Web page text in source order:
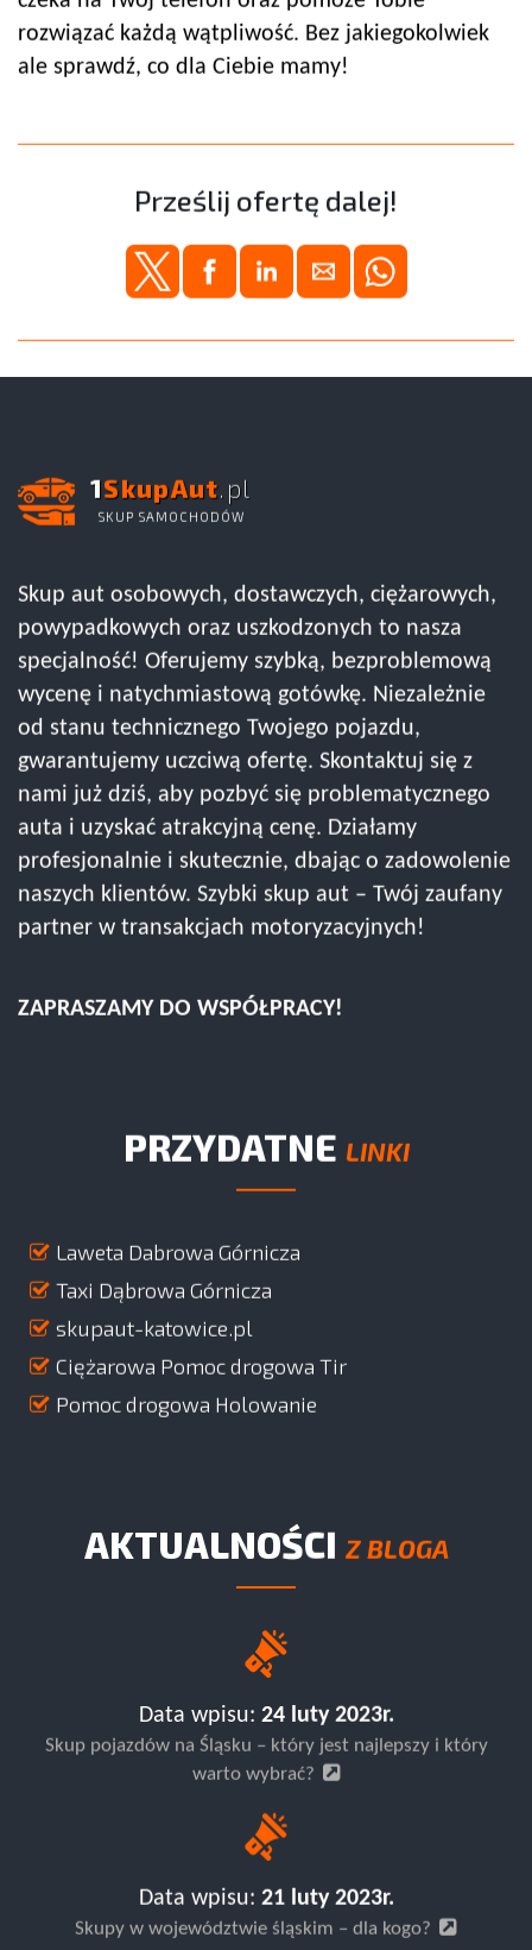
rozwiązać każdą wątpliwość. Bez jakiegokolwiek
ale sprawdź, co dla Ciebie mamy!
Prześlij ofertę dalej!
1SkupAut.pl
SKUP SAMOCHODÓW
Skup aut osobowych, dostawczych, ciężarowych,
powypadkowych oraz uszkodzonych to nasza
specjalność! Oferujemy szybką, bezproblemową
wycenę i natychmiastową gotówkę. Niezależnie
od stanu technicznego Twojego pojazdu,
gwarantujemy uczciwą ofertę. Skontaktuj się z
nami już dziś, aby pozbyć się problematycznego
auta i uzyskać atrakcyjną cenę. Działamy
profesjonalnie i skutecznie, dbając o zadowolenie
naszych klientów. Szybki skup aut – Twój zaufany
partner w transakcjach motoryzacyjnych!
ZAPRASZAMY DO WSPÓŁPRACY!
PRZYDATNE LINKI
Laweta Dabrowa Górnicza
Taxi Dąbrowa Górnicza
skupaut-katowice.pl
Ciężarowa Pomoc drogowa Tir
Pomoc drogowa Holowanie
AKTUALNOŚCI Z BLOGA
Data wpisu: 24 luty 2023r.
Skup pojazdów na Śląsku – który jest najlepszy i który
warto wybrać?
Data wpisu: 21 luty 2023r.
Skupy w województwie śląskim – dla kogo?